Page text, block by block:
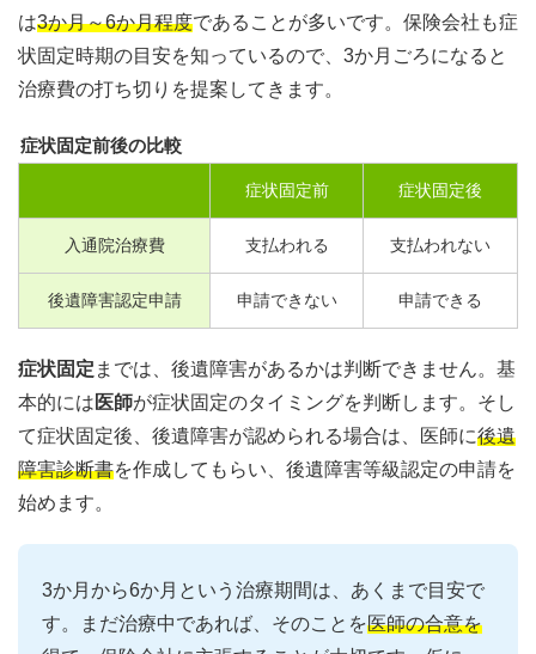
は3か月～6か月程度であることが多いです。保険会社も症
状固定時期の目安を知っているので、3か月ごろになると
治療費の打ち切りを提案してきます。
症状固定前後の比較
症状固定前 症状固定後
入通院治療費 支払われる 支払われない
後遺障害認定申請 申請できない 申請できる
症状固定 までは、後遺障害があるかは判断できません。基
本的には 医師が症状固定のタイミングを判断します。そし
て症状固定後、後遺障害が認められる場合は、医師に後遺
障害診断書を作成してもらい、後遺障害等級認定の申請を
始めます。
3か月から6か月という治療期間は、あくまで目安で
す。まだ治療中であれば、そのことを医師の合意を